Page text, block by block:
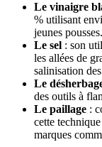
Le vinaigre
% utilisant
jeunes pousses.
Le sel : son
les allées de
salinisation
Le
des outils à
Le paillage :
cette
marques